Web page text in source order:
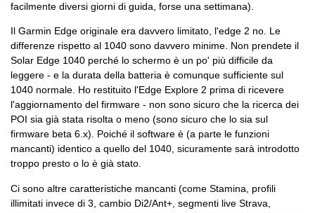
facilmente diversi giorni di guida, forse una settimana).
Il Garmin Edge originale era davvero limitato, l'edge 2 no. Le
differenze rispetto al 1040 sono davvero minime. Non prendete il
Solar Edge 1040 perché lo schermo è un po' più difficile da
leggere - e la durata della batteria è comunque sufficiente sul
1040 normale. Ho restituito l'Edge Explore 2 prima di ricevere
l'aggiornamento del firmware - non sono sicuro che la ricerca dei
POI sia già stata risolta o meno (sono sicuro che lo sia sul
firmware beta 6.x). Poiché il software è (a parte le funzioni
mancanti) identico a quello del 1040, sicuramente sarà introdotto
troppo presto o lo è già stato.
Ci sono altre caratteristiche mancanti (come Stamina, profili
illimitati invece di 3, cambio Di2/Ant+, segmenti live Strava,